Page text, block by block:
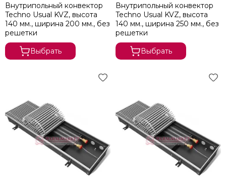
Внутрипольный конвектор
Techno Usual KVZ, высота
140 мм., ширина 200 мм., без
решетки
Выбрать
Внутрипольный конвектор
Techno Usual KVZ, высота
140 мм., ширина 250 мм., без
решетки
Выбрать